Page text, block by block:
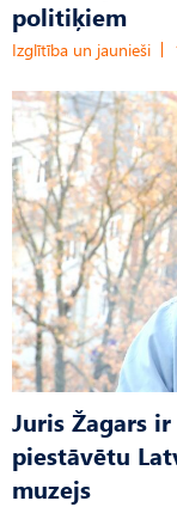
politiķiem
Izglītība un jaunieši
Juris Žagars
piestāvētu
muzejs